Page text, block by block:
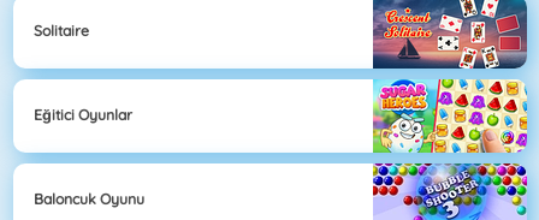
Solitaire
Eğitici Oyunlar
Baloncuk Oyunu